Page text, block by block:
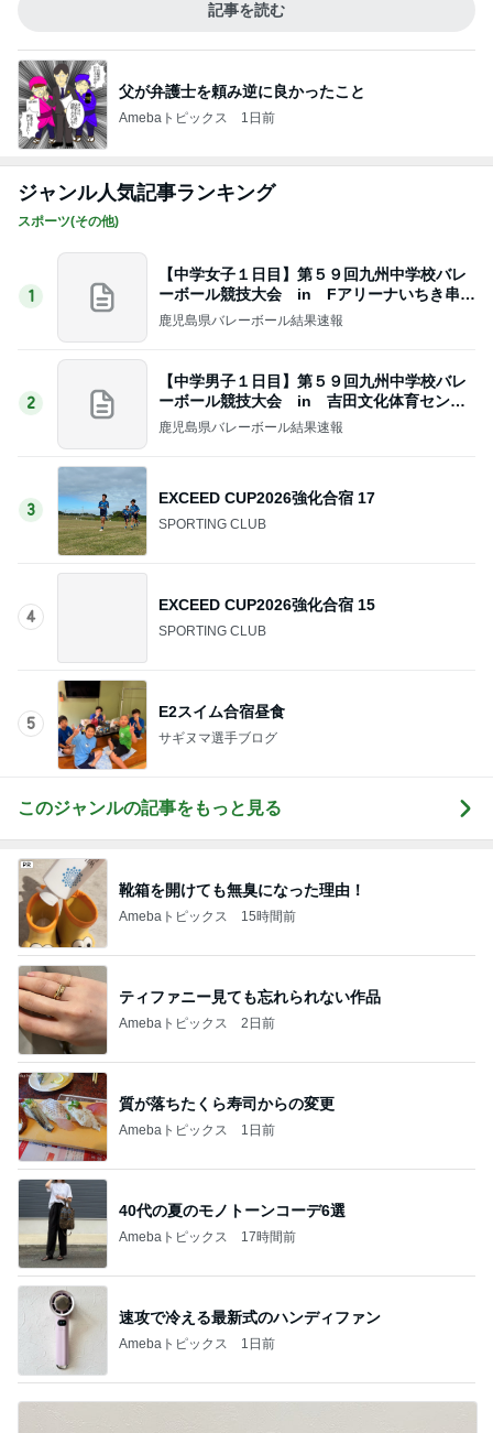
記事を読む
父が弁護士を頼み逆に良かったこと
Amebaトピックス 1日前
ジャンル人気記事ランキング
スポーツ(その他)
1
【中学女子１日目】第５９回九州中学校バレ
ーボール競技大会 in Fアリーナいちき串木
野
鹿児島県バレーボール結果速報
2
【中学男子１日目】第５９回九州中学校バレ
ーボール競技大会 in 吉田文化体育センタ
ー
鹿児島県バレーボール結果速報
3
EXCEED CUP2026強化合宿 17
SPORTING CLUB
4
EXCEED CUP2026強化合宿 15
SPORTING CLUB
5
E2スイム合宿昼食
サギヌマ選手ブログ
このジャンルの記事をもっと見る
靴箱を開けても無臭になった理由！
Amebaトピックス 15時間前
ティファニー見ても忘れられない作品
Amebaトピックス 2日前
質が落ちたくら寿司からの変更
Amebaトピックス 1日前
40代の夏のモノトーンコーデ6選
Amebaトピックス 17時間前
速攻で冷える最新式のハンディファン
Amebaトピックス 1日前